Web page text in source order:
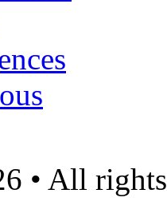
• All rights